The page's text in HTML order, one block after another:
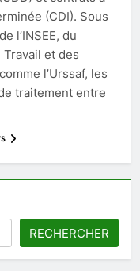
(CDI). Sous
l’INSEE, du
et des
l’Urssaf, les
traitement entre
RECHERCHER